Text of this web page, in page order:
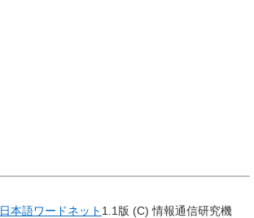
日本語ワードネット 1.1版 (C) 情報通信研究機